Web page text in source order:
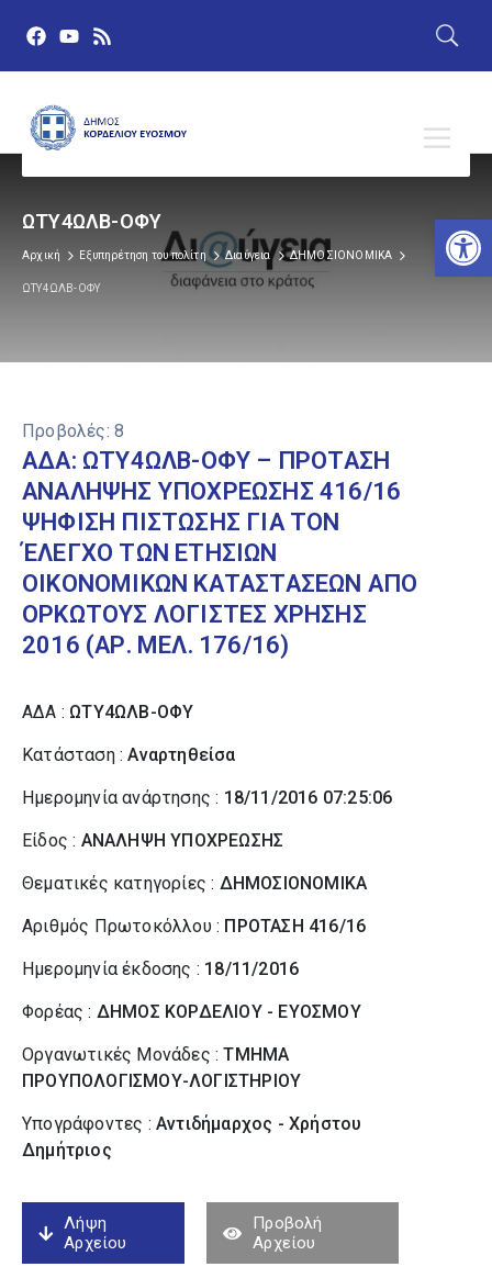
ΩΤΥ4ΩΛΒ-ΟΦΥ
Αρχική Εξυπηρέτηση του πολίτη Διαύγεια ΔΗΜΟΣΙΟΝΟΜΙΚΑ
ΩΤΥ4ΩΛΒ-ΟΦΥ
Προβολές: 8
ΑΔΑ: ΩΤΥ4ΩΛΒ-ΟΦΥ – ΠΡΟΤΑΣΗ
ΑΝΑΛΗΨΗΣ ΥΠΟΧΡΕΩΣΗΣ 416/16
ΨΗΦΙΣΗ ΠΙΣΤΩΣΗΣ ΓΙΑ ΤΟΝ
ΈΛΕΓΧΟ ΤΩΝ ΕΤΗΣΙΩΝ
ΟΙΚΟΝΟΜΙΚΩΝ ΚΑΤΑΣΤΑΣΕΩΝ ΑΠΟ
ΟΡΚΩΤΟΥΣ ΛΟΓΙΣΤΕΣ ΧΡΗΣΗΣ
2016 (ΑΡ. ΜΕΛ. 176/16)
ΑΔΑ : ΩΤΥ4ΩΛΒ-ΟΦΥ
Κατάσταση :Αναρτηθείσα
Ημερομηνία ανάρτησης : 18/11/2016 07:25:06
Είδος : ΑΝΑΛΗΨΗ ΥΠΟΧΡΕΩΣΗΣ
Θεματικές κατηγορίες : ΔΗΜΟΣΙΟΝΟΜΙΚΑ
Αριθμός Πρωτοκόλλου : ΠΡΟΤΑΣΗ 416/16
Ημερομηνία έκδοσης : 18/11/2016
Φορέας : ΔΗΜΟΣ ΚΟΡΔΕΛΙΟΥ - ΕΥΟΣΜΟΥ
Οργανωτικές Μονάδες :ΤΜΗΜΑ
ΠΡΟΥΠΟΛΟΓΙΣΜΟΥ-ΛΟΓΙΣΤΗΡΙΟΥ
Υπογράφοντες : Αντιδήμαρχος - Χρήστου
Δημήτριος
Λήψη
Αρχείου
Προβολή
Αρχείου